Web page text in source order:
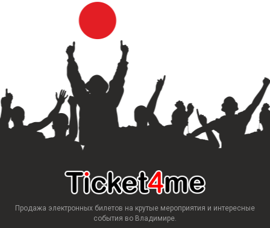
Продажа электронных билетов на крутые мероприятия и интересные
события во Владимире.